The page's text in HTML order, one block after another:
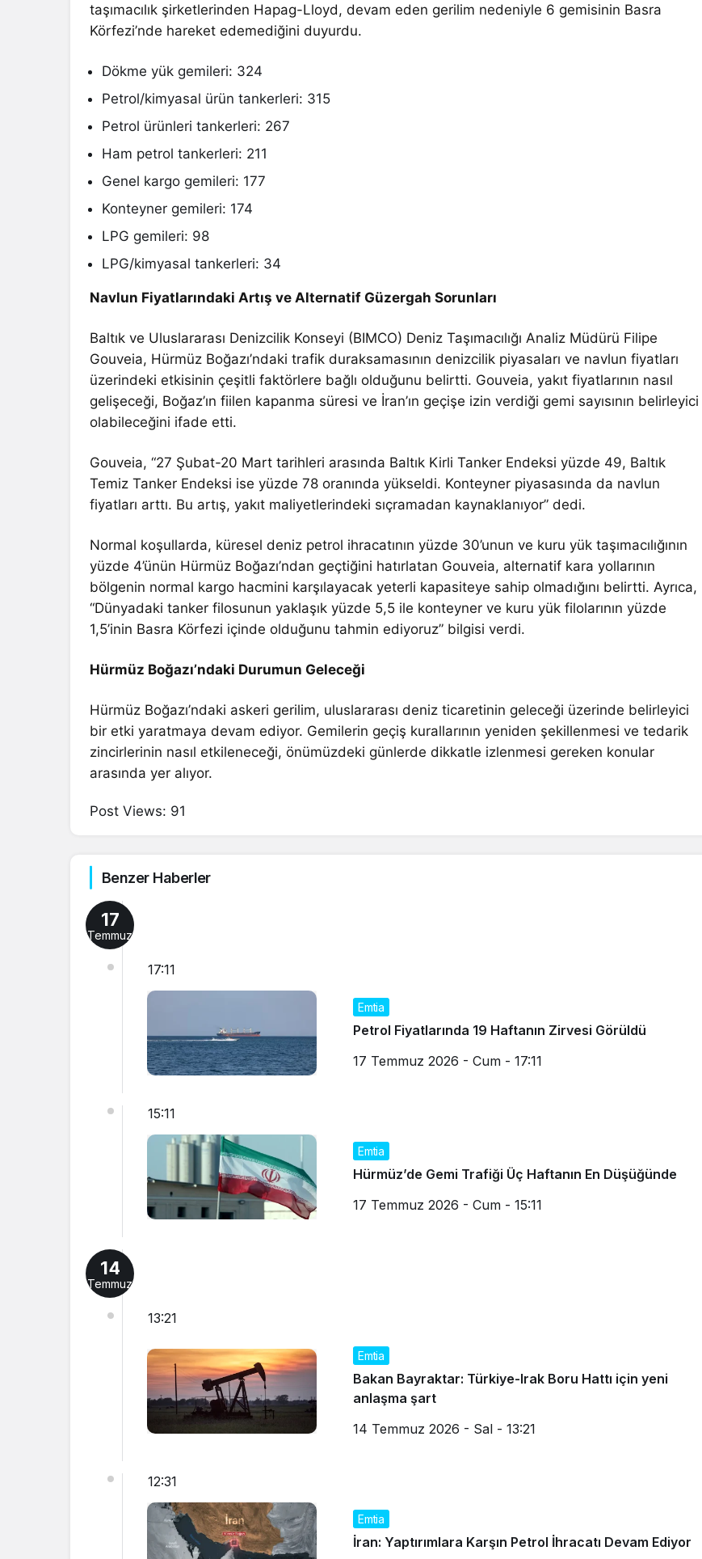
taşımacılık şirketlerinden Hapag-Lloyd, devam eden gerilim nedeniyle 6 gemisinin Basra
Körfezi’nde hareket edemediğini duyurdu.
Dökme yük gemileri: 324
Petrol/kimyasal ürün tankerleri: 315
Petrol ürünleri tankerleri: 267
Ham petrol tankerleri: 211
Genel kargo gemileri: 177
Konteyner gemileri: 174
LPG gemileri: 98
LPG/kimyasal tankerleri: 34
Navlun Fiyatlarındaki Artış ve Alternatif Güzergah Sorunları
Baltık ve Uluslararası Denizcilik Konseyi (BIMCO) Deniz Taşımacılığı Analiz Müdürü Filipe
Gouveia, Hürmüz Boğazı’ndaki trafik duraksamasının denizcilik piyasaları ve navlun fiyatları
üzerindeki etkisinin çeşitli faktörlere bağlı olduğunu belirtti. Gouveia, yakıt fiyatlarının nasıl
gelişeceği, Boğaz’ın fiilen kapanma süresi ve İran’ın geçişe izin verdiği gemi sayısının belirleyici
olabileceğini ifade etti.
Gouveia, “27 Şubat-20 Mart tarihleri arasında Baltık Kirli Tanker Endeksi yüzde 49, Baltık
Temiz Tanker Endeksi ise yüzde 78 oranında yükseldi. Konteyner piyasasında da navlun
fiyatları arttı. Bu artış, yakıt maliyetlerindeki sıçramadan kaynaklanıyor” dedi.
Normal koşullarda, küresel deniz petrol ihracatının yüzde 30’unun ve kuru yük taşımacılığının
yüzde 4’ünün Hürmüz Boğazı’ndan geçtiğini hatırlatan Gouveia, alternatif kara yollarının
bölgenin normal kargo hacmini karşılayacak yeterli kapasiteye sahip olmadığını belirtti. Ayrıca,
“Dünyadaki tanker filosunun yaklaşık yüzde 5,5 ile konteyner ve kuru yük filolarının yüzde
1,5’inin Basra Körfezi içinde olduğunu tahmin ediyoruz” bilgisi verdi.
Hürmüz Boğazı’ndaki Durumun Geleceği
Hürmüz Boğazı’ndaki askeri gerilim, uluslararası deniz ticaretinin geleceği üzerinde belirleyici
bir etki yaratmaya devam ediyor. Gemilerin geçiş kurallarının yeniden şekillenmesi ve tedarik
zincirlerinin nasıl etkileneceği, önümüzdeki günlerde dikkatle izlenmesi gereken konular
arasında yer alıyor.
Post Views: 91
Benzer Haberler
17
Temmuz
17:11
Emtia
Petrol Fiyatlarında 19 Haftanın Zirvesi Görüldü
17 Temmuz 2026 - Cum - 17:11
15:11
Emtia
Hürmüz’de Gemi Trafiği Üç Haftanın En Düşüğünde
17 Temmuz 2026 - Cum - 15:11
14
Temmuz
13:21
Emtia
Bakan Bayraktar: Türkiye-Irak Boru Hattı için yeni
anlaşma şart
14 Temmuz 2026 - Sal - 13:21
12:31
Emtia
İran: Yaptırımlara Karşın Petrol İhracatı Devam Ediyor